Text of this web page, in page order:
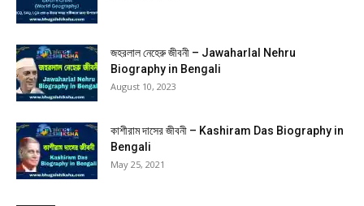
জহরলাল নেহেরু জীবনী – Jawaharlal Nehru
Biography in Bengali
August 10, 2023
কাশীরাম দাসের জীবনী – Kashiram Das Biography in
Bengali
May 25, 2021